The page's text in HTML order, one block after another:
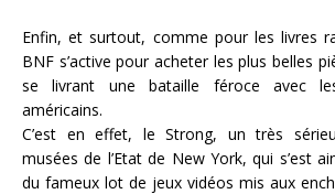
Enfin, et surtout, comme pour les livres
BNF s’active pour acheter les plus belles
se livrant une bataille féroce avec
américains.
C’est en effet, le Strong, un très
musées de l’Etat de New York, qui s’est
du fameux lot de jeux vidéos mis aux